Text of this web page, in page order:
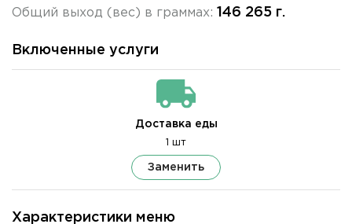
Характеристики меню
Общий выход (вес) в граммах: 146 265 г.
Включенные услуги
Доставка еды
1 шт
Заменить